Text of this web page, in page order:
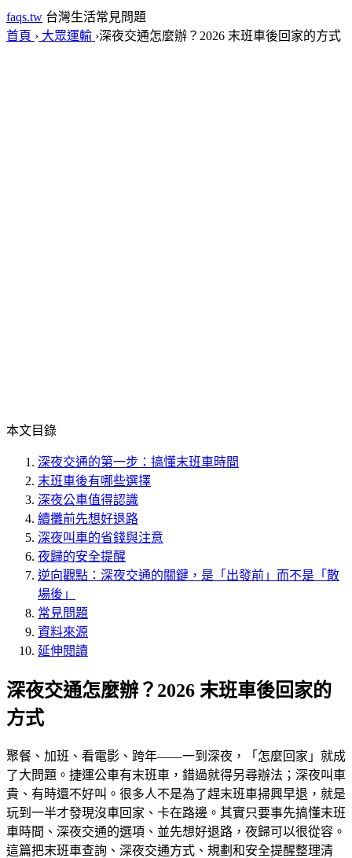
faqs.tw 台灣生活常見問題
首頁 › 大眾運輸 ›深夜交通怎麼辦？2026 末班車後回家的方式
本文目錄
深夜交通的第一步：搞懂末班車時間
末班車後有哪些選擇
深夜公車值得認識
續攤前先想好退路
深夜叫車的省錢與注意
夜歸的安全提醒
逆向觀點：深夜交通的關鍵，是「出發前」而不是「散
場後」
常見問題
資料來源
延伸閱讀
深夜交通怎麼辦？2026 末班車後回家的
方式
聚餐、加班、看電影、跨年——一到深夜，「怎麼回家」就成
了大問題。捷運公車有末班車，錯過就得另尋辦法；深夜叫車
貴、有時還不好叫。很多人不是為了趕末班車掃興早退，就是
玩到一半才發現沒車回家、卡在路邊。其實只要事先搞懂末班
車時間、深夜交通的選項、並先想好退路，夜歸可以很從容。
這篇把末班車查詢、深夜交通方式、規劃和安全提醒整理清